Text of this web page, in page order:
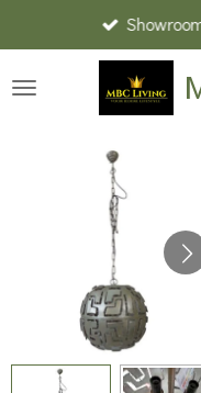
direct
naar
hoofdinhoud